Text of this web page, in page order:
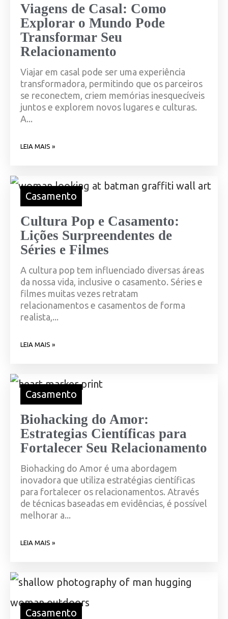
Viagens de Casal: Como
Explorar o Mundo Pode
Transformar Seu
Relacionamento
Viajar em casal pode ser uma experiência
transformadora, permitindo que os parceiros
se reconectem, criem memórias inesquecíveis
juntos e explorem novos lugares e culturas.
A...
LEIA MAIS »
Casamento
Cultura Pop e Casamento:
Lições Surpreendentes de
Séries e Filmes
A cultura pop tem influenciado diversas áreas
da nossa vida, inclusive o casamento. Séries e
filmes muitas vezes retratam
relacionamentos e casamentos de forma
realista,...
LEIA MAIS »
Casamento
Biohacking do Amor:
Estrategias Científicas para
Fortalecer Seu Relacionamento
Biohacking do Amor é uma abordagem
inovadora que utiliza estratégias científicas
para fortalecer os relacionamentos. Através
de técnicas baseadas em evidências, é possível
melhorar a...
LEIA MAIS »
Casamento